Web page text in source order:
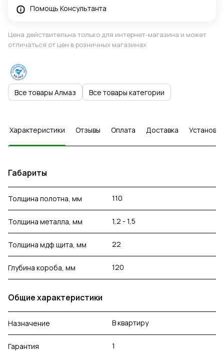
Помощь Консультанта
Цена действительна только для интернет-магазина и может
отличаться от цен в розничных магазинах
Все товары Алмаз Все товары категории
Характеристики Отзывы Оплата Доставка Установка
Габариты
Толщина полотна, мм 110
Толщина металла, мм 1,2 - 1,5
Толщина мдф щита, мм 22
Глубина короба, мм 120
Общие характеристики
Назначение В квартиру
Гарантия 1